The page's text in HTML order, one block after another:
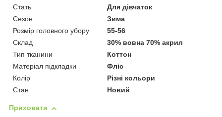
Стать
Для дівчаток
Сезон
Зима
Розмір головного убору
55-56
Склад
30% вовна 70% акрил
Тип тканини
Коттон
Матеріал підкладки
Фліс
Колір
Різні кольори
Стан
Новий
Приховати